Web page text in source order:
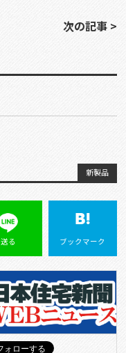
次の記事 >
新製品
送る ブックマーク